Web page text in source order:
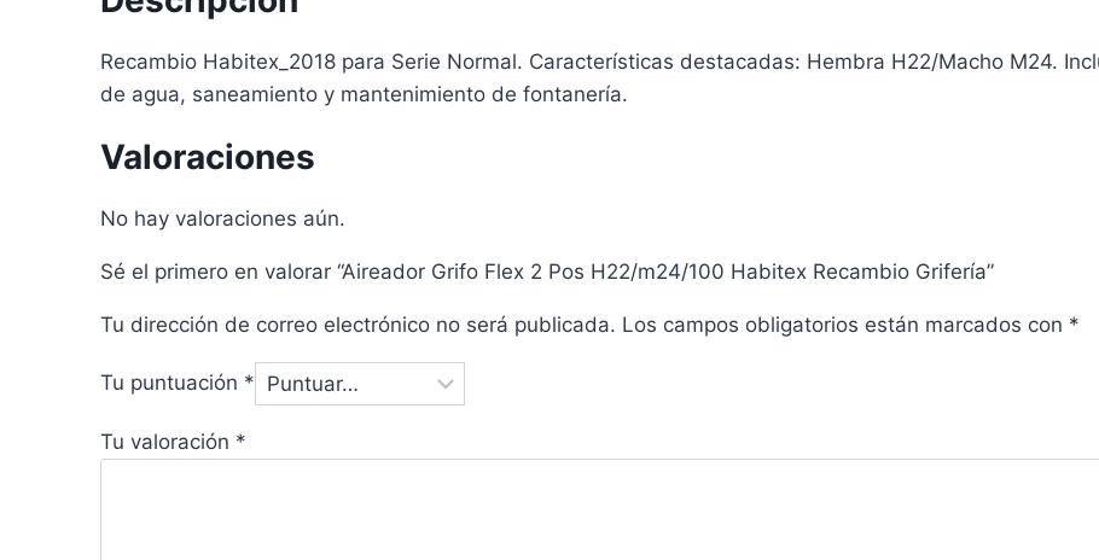
Recambio Habitex_2018 para Serie Normal. Características destacadas: Hembra H22/Macho M24.
de agua, saneamiento y mantenimiento de fontanería.
Valoraciones
No hay valoraciones aún.
Sé el primero en valorar “Aireador Grifo Flex 2 Pos H22/m24/100 Habitex Recambio Grifería”
Tu dirección de correo electrónico no será publicada. Los campos obligatorios están marcados con *
Tu puntuación *
Tu valoración *